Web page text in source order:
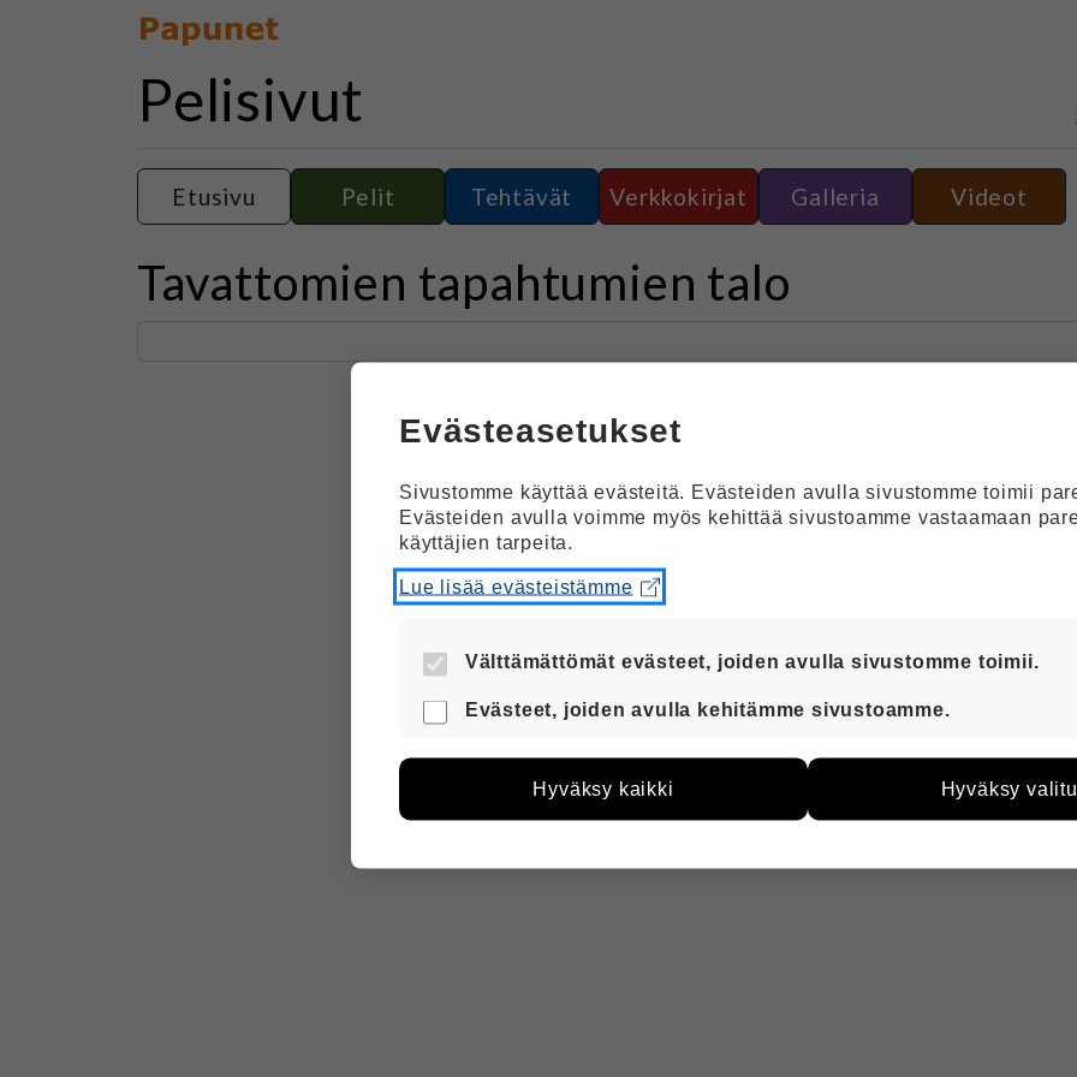
Pelisivut
Etusivu Pelit Tehtävät Verkkokirjat Galleria Videot
Tavattomien tapahtumien talo
Evästeasetukset
Sivustomme käyttää evästeitä. Evästeiden avulla sivustomme toimii
Evästeiden avulla voimme myös kehittää sivustoamme vastaamaan
käyttäjien tarpeita.
Lue lisää evästeistämme
Välttämättömät evästeet, joiden avulla sivustomme toimii.
Nämä evästeet ovat aina käytössä, jotta sivustoamme voi käyttää
turvallisesti.
Evästeet, joiden avulla kehitämme sivustoamme.
avulla voimme kehittää sivustoamme vastaamaan paremmin
Tietoa kerätään esimerkiksi kävijämääristä ja siitä, mitä sivuja
sivuilla liikutaan. Emme kuitenkaan kerää henkilötietoja kuten nimiä,
Hyväksy kaikki Hyväksy